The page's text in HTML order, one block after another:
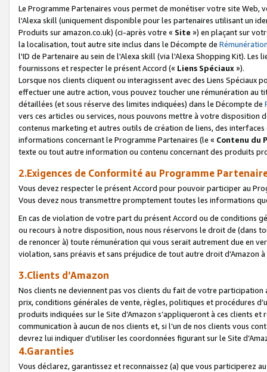
Le Programme Partenaires vous permet de monétiser votre site Web,
l'Alexa skill (uniquement disponible pour les partenaires utilisant un
Produits sur amazon.co.uk) (ci-après votre « Site ») en plaçant sur
la localisation, tout autre site inclus dans le Décompte de
l'ID de Partenaire au sein de l'Alexa skill (via l'Alexa Shopping Kit).
fournissons et respecter le présent Accord (« Liens Spéciaux»).
Lorsque nos clients cliquent ou interagissent avec des Liens Spéciaux
effectuer une autre action, vous pouvez toucher une rémunération
détaillées (et sous réserve des limites indiquées) dans le Décompte de
vers ces articles ou services, nous pouvons mettre à votre disposition
contenus marketing et autres outils de création de liens, des
informations concernant le Programme Partenaires (le « Contenu du
texte ou tout autre information ou contenu concernant des produits
2.Exigences de Conformité au Programme
Vous devez respecter le présent Accord pour pouvoir participer au
Vous devez nous transmettre promptement toutes les informations
En cas de violation de votre part du présent Accord ou de conditions
ou recours à notre disposition, nous nous réservons le droit de (dans
de renoncer à) toute rémunération qui vous serait autrement due en
violation, sans préavis et sans préjudice de tout autre droit
3.Clients d’Amazon
Nos clients ne deviennent pas vos clients du fait de votre
prix, conditions générales de vente, règles, politiques et procédures
produits indiquées sur le Site d’Amazon s’appliqueront à ces clients
communication à aucun de nos clients et, si l’un de nos clients vous
devrez lui indiquer d’utiliser les coordonnées figurant sur le Site
4.Garanties
Vous déclarez, garantissez et reconnaissez (a) que vous participerez